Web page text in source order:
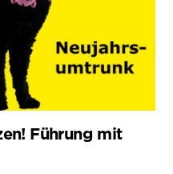
Führung mit